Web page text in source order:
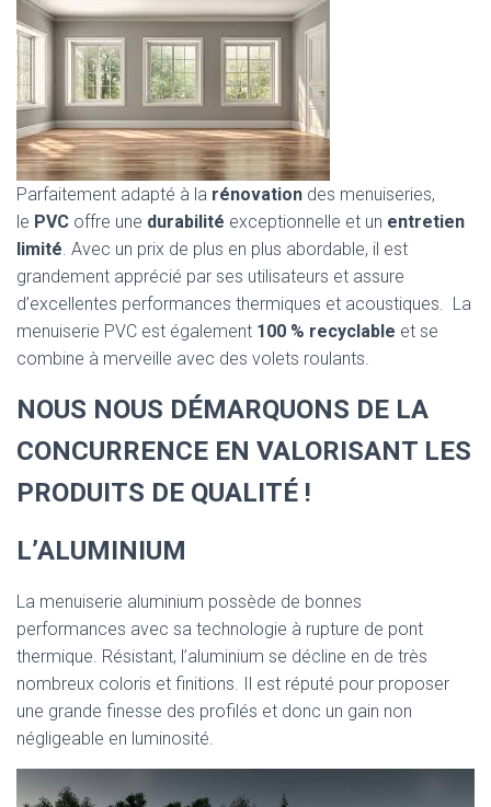
Parfaitement adapté à la rénovation des menuiseries,
le PVC offre une durabilité exceptionnelle et un entretien
limité. Avec un prix de plus en plus abordable, il est
grandement apprécié par ses utilisateurs et assure
d’excellentes performances thermiques et acoustiques. La
menuiserie PVC est également 100 % recyclable et se
combine à merveille avec des volets roulants.
NOUS NOUS DÉMARQUONS DE LA
CONCURRENCE EN VALORISANT LES
PRODUITS DE QUALITÉ !
L’ALUMINIUM
La menuiserie aluminium possède de bonnes
performances avec sa technologie à rupture de pont
thermique. Résistant, l’aluminium se décline en de très
nombreux coloris et finitions. Il est réputé pour proposer
une grande finesse des profilés et donc un gain non
négligeable en luminosité.